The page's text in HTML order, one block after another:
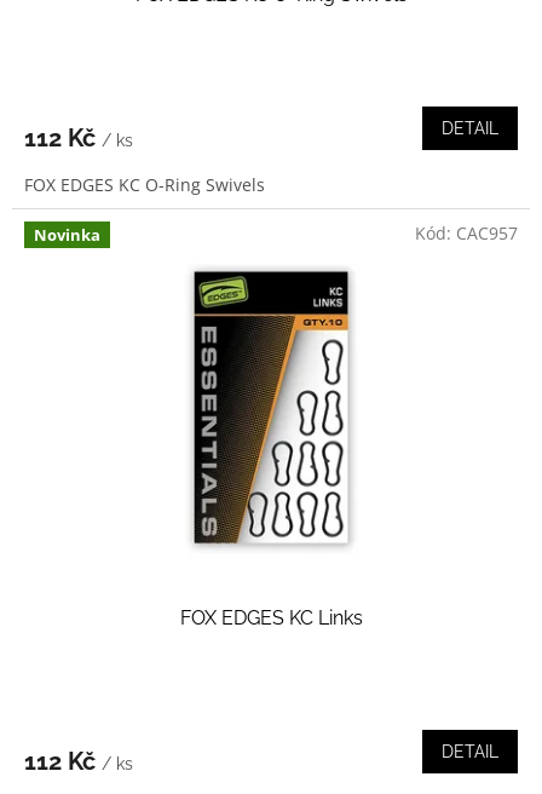
112 Kč / ks
DETAIL
FOX EDGES KC O-Ring Swivels
Novinka
FOX EDGES KC Links
112 Kč / ks
DETAIL
Kód: CAC957